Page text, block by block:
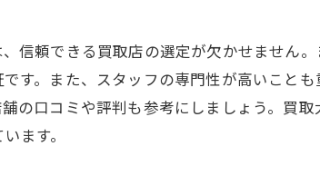
高値買取の実績
最大化するためのテクニック
スタッフによるアドバイス
信頼できる買取店の選定が欠かせません
す。また、スタッフの専門性が高いこと
の口コミや評判も参考にしましょう。買
ます。